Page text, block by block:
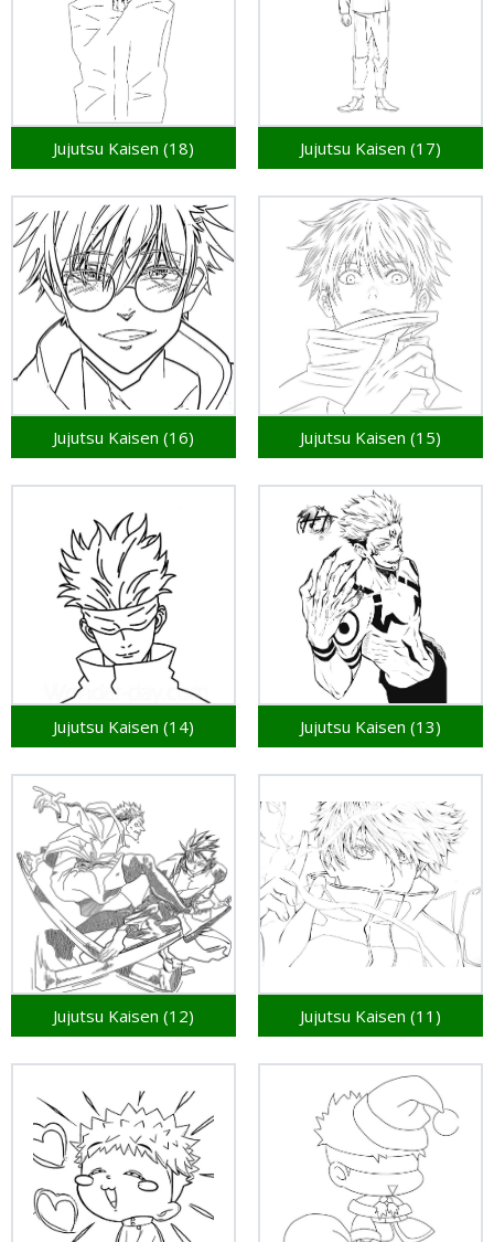
Jujutsu Kaisen (18) Jujutsu Kaisen (17)
Jujutsu Kaisen (16) Jujutsu Kaisen (15)
Jujutsu Kaisen (14) Jujutsu Kaisen (13)
Jujutsu Kaisen (12) Jujutsu Kaisen (11)